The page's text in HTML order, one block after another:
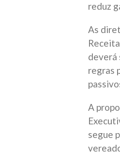
reduz
As
deverá
regras
A
segue